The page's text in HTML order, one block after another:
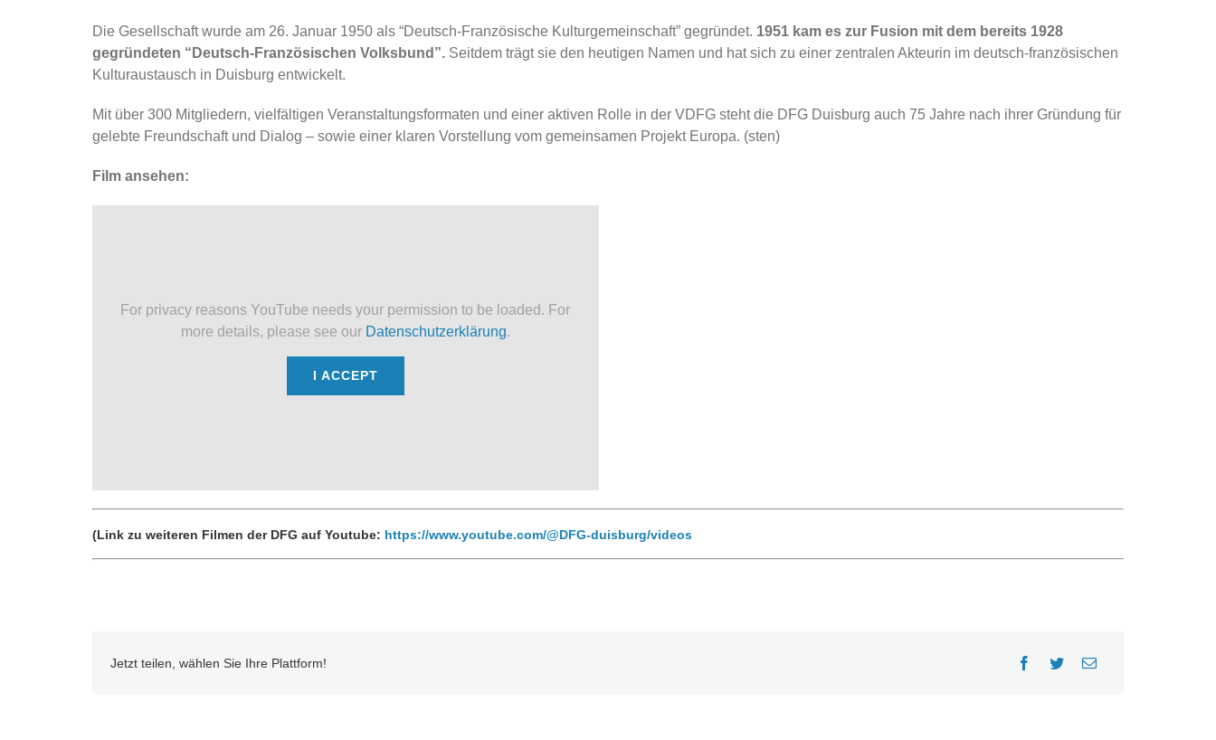
Die Gesellschaft wurde am 26. Januar 1950 als “Deutsch-Französische Kulturgemeinschaft” gegründet. 1951 kam es zur Fusion mit dem bereits 1928
gegründeten “Deutsch-Französischen Volksbund”.Seitdem trägt sie den heutigen Namen und hat sich zu einer zentralen Akteurin im deutsch-französischen
Kulturaustausch in Duisburg entwickelt.
Mit über 300 Mitgliedern, vielfältigen Veranstaltungsformaten und einer aktiven Rolle in der VDFG steht die DFG Duisburg auch 75 Jahre nach ihrer Gründung für
gelebte Freundschaft und Dialog – sowie einer klaren Vorstellung vom gemeinsamen Projekt Europa. (sten)
Film ansehen:
For privacy reasons YouTube needs your permission to be loaded. For
more details, please see our Datenschutzerklärung.
I ACCEPT
(Link zu weiteren Filmen der DFG auf Youtube: https://www.youtube.com/@DFG-duisburg/videos
Jetzt teilen, wählen Sie Ihre Plattform!